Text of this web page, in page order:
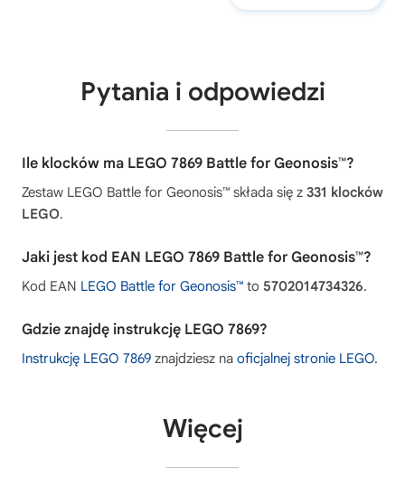
Pytania i odpowiedzi
Ile klocków ma LEGO 7869 Battle for Geonosis™?
Zestaw LEGO Battle for Geonosis™ składa się z 331 klocków
LEGO.
Jaki jest kod EAN LEGO 7869 Battle for Geonosis™?
Kod EAN LEGO Battle for Geonosis™ to 5702014734326.
Gdzie znajdę instrukcję LEGO 7869?
Instrukcję LEGO 7869 znajdziesz na oficjalnej stronie LEGO.
Więcej